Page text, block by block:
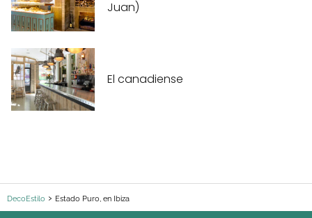
Juan)
El canadiense
DecoEstilo Estado Puro, en Ibiza